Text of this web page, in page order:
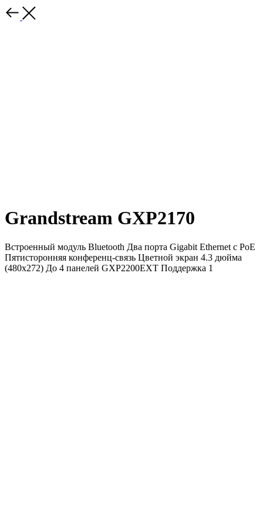
Grandstream GXP2170
Встроенный модуль Bluetooth Два порта Gigabit Ethernet с PoE
Пятисторонняя конференц-связь Цветной экран 4.3 дюйма
(480x272) До 4 панелей GXP2200EXT Поддержка 1